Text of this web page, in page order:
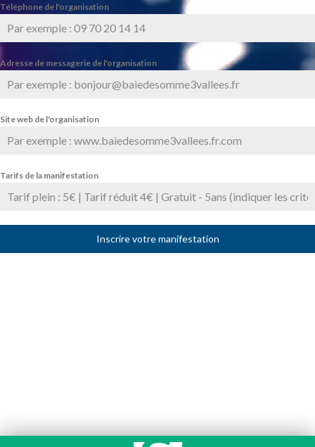
Téléphone de l'organisation
Adresse de messagerie de l'organisation
Site web de l'organisation
Tarifs de la manifestation
Inscrire votre manifestation